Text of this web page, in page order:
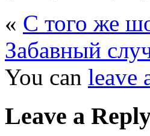
« С того же
Забавный
You can leave
Leave a